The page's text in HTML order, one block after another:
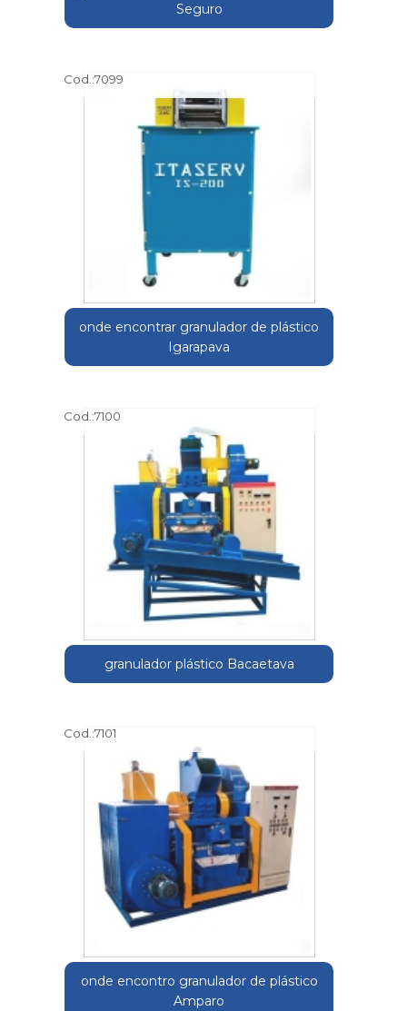
Seguro
Cod.:7099
onde encontrar granulador de plástico
Igarapava
Cod.:7100
granulador plástico Bacaetava
Cod.:7101
onde encontro granulador de plástico
Amparo